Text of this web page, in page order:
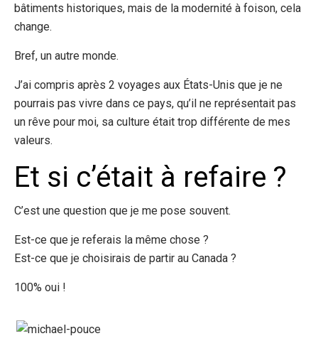
bâtiments historiques, mais de la modernité à foison, cela
change.
Bref, un autre monde.
J’ai compris après 2 voyages aux États-Unis que je ne
pourrais pas vivre dans ce pays, qu’il ne représentait pas
un rêve pour moi, sa culture était trop différente de mes
valeurs.
Et si c’était à refaire ?
C’est une question que je me pose souvent.
Est-ce que je referais la même chose ?
Est-ce que je choisirais de partir au Canada ?
100% oui !